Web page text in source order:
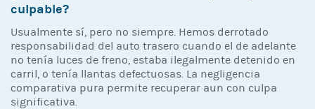
culpable?
Usualmente sí, pero no siempre. Hemos derrotado
responsabilidad del auto trasero cuando el de adelante
no tenía luces de freno, estaba ilegalmente detenido en
carril, o tenía llantas defectuosas. La negligencia
comparativa pura permite recuperar aun con culpa
significativa.